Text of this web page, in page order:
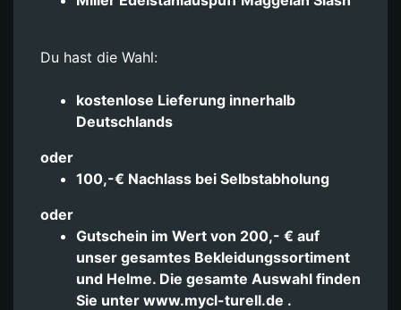
Du hast die Wahl:
kostenlose Lieferung innerhalb
Deutschlands
oder
100,-€ Nachlass bei Selbstabholung
oder
Gutschein im Wert von 200,- € auf
unser gesamtes Bekleidungssortiment
und Helme. Die gesamte Auswahl finden
Sie unter www.mycl-turell.de .